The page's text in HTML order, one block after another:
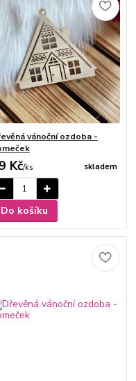
vánoční ozdoba -
Kč/ks skladem
Do košíku